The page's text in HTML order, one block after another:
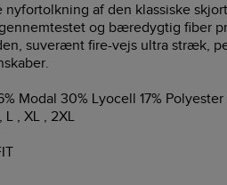
nyfortolkning af den klassiske
og bæredygtig fiber
suverænt fire-vejs ultra stræk,
Modal 30% Lyocell 17% Polyester
, XL , 2XL